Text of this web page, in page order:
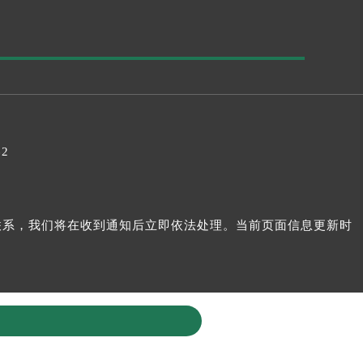
，我们将在收到通知后立即依法处理。当前页面信息更新时